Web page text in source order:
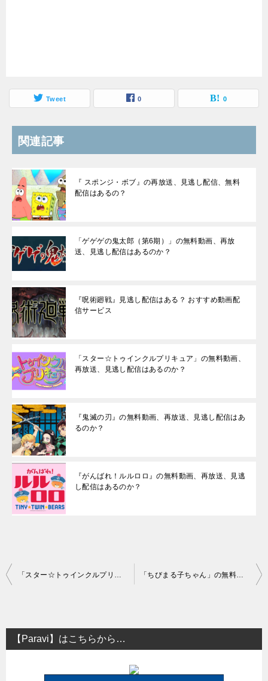
Tweet 0 0
関連記事
『 スポンジ・ボブ』の再放送、見逃し配信、無料
配信はあるの？
「ゲゲゲの鬼太郎（第6期）」の無料動画、再放
送、見逃し配信はあるのか？
『呪術廻戦』見逃し配信はある？ おすすめ動画配
信サービス
「スター☆トゥインクルプリキュア」の無料動画、
再放送、見逃し配信はあるのか？
『鬼滅の刃』の無料動画、再放送、見逃し配信はあ
るのか？
『がんばれ！ルルロロ』の無料動画、再放送、見逃
し配信はあるのか？
投
ビ
ゲ
「スター☆トゥインクルプリキュア」の無料動画、再放送、見逃し配信はあるのか？ 「ちびまる子ちゃん」の無料動画、再放送、見逃し配信はあるのか？
【Paravi】はこちらから…